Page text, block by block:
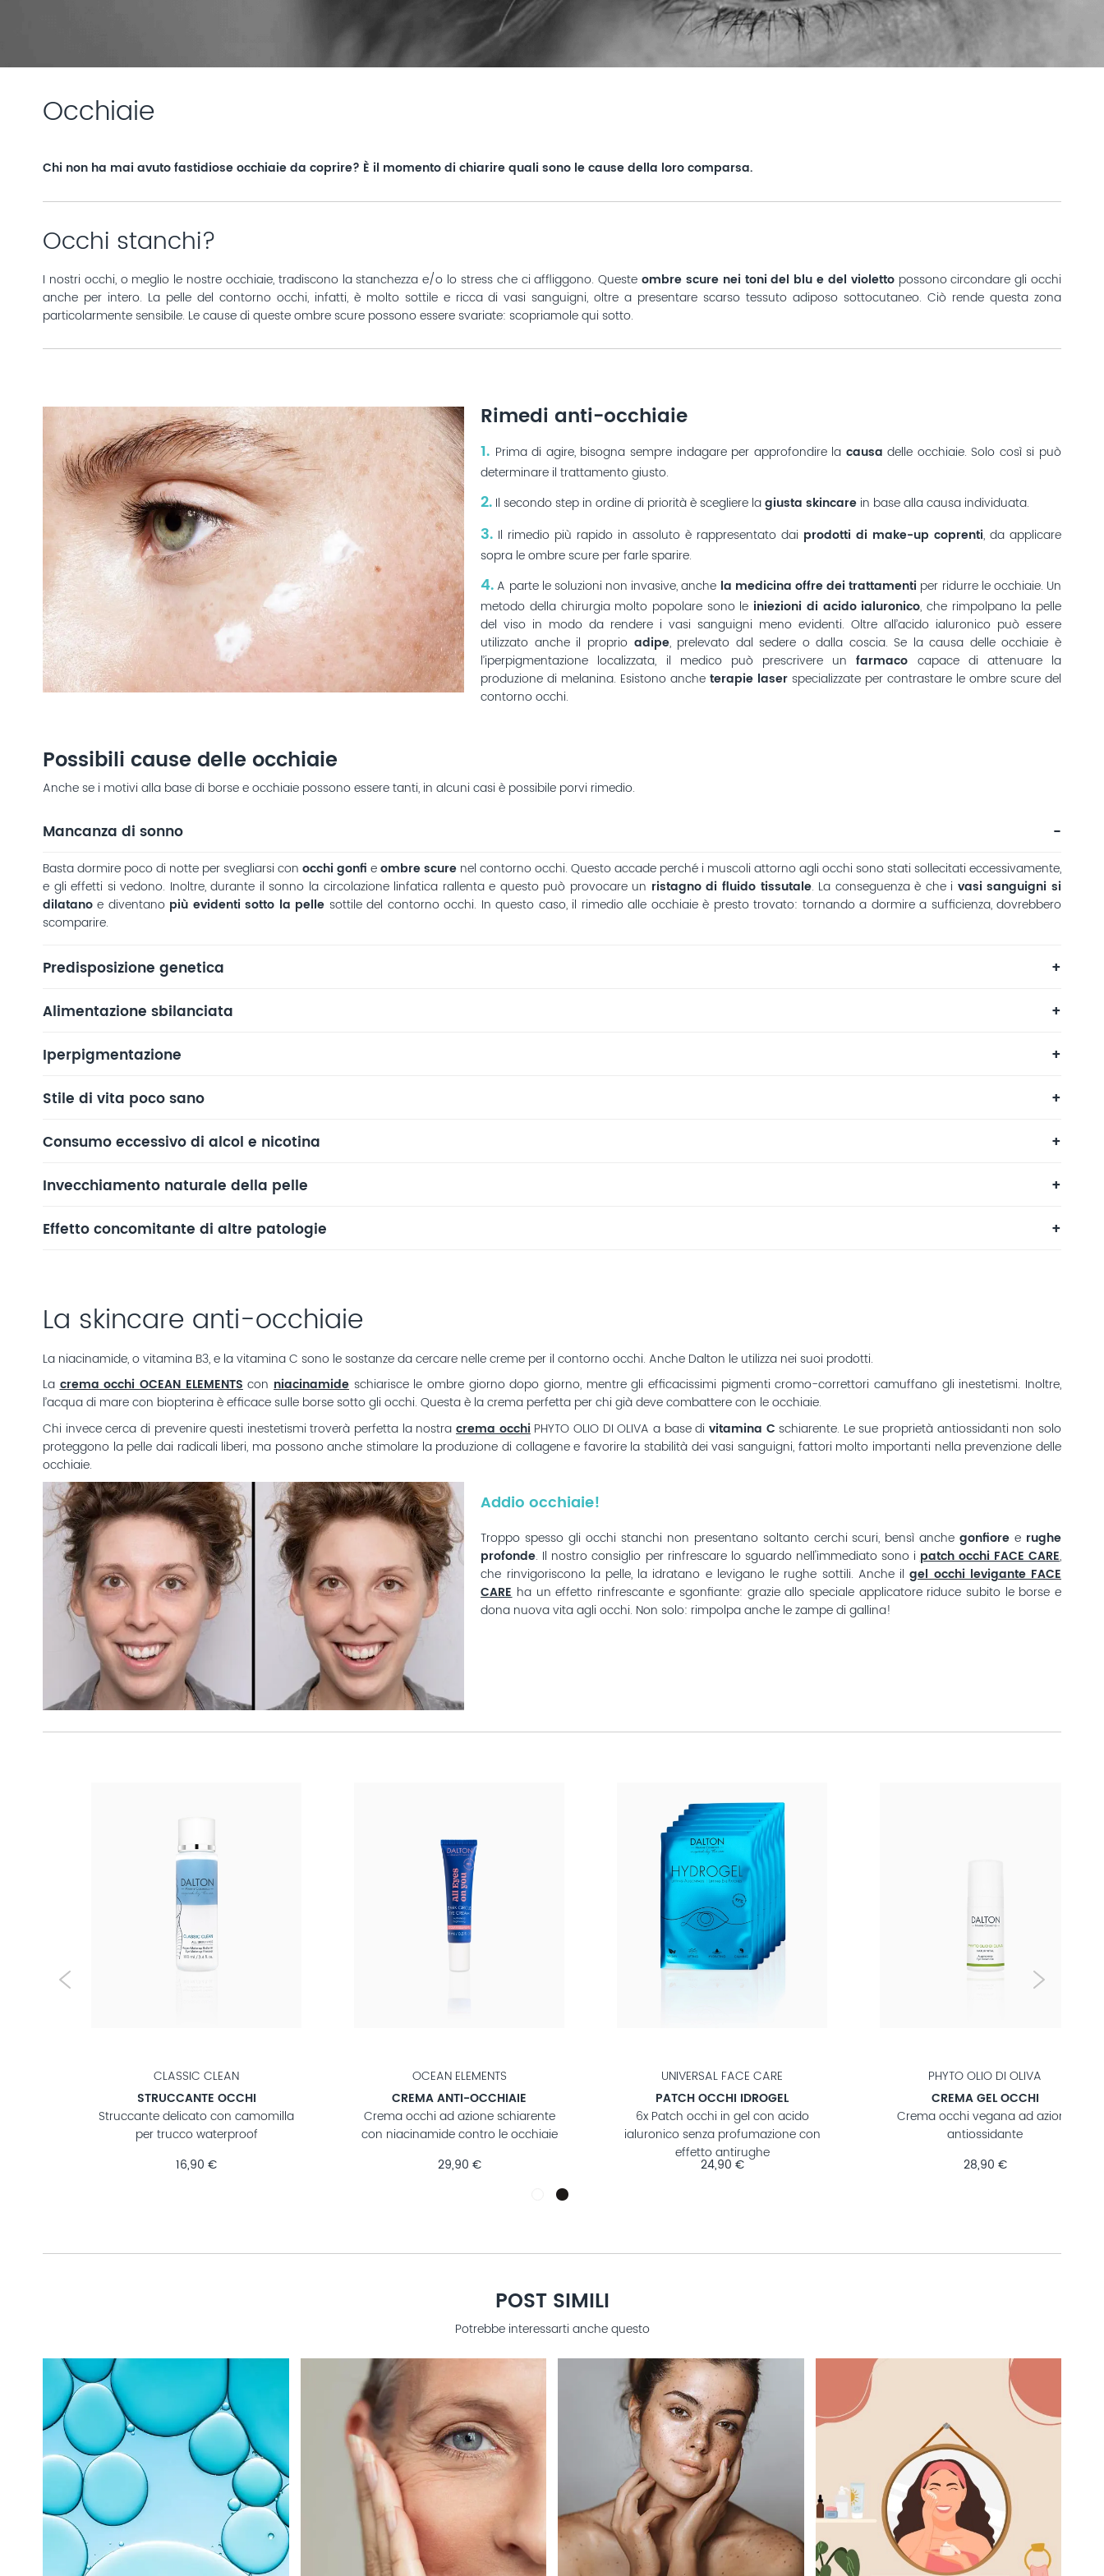
Occhiaie
Chi non ha mai avuto fastidiose occhiaie da coprire? È il momento di chiarire quali sono le cause della loro comparsa.
Occhi stanchi?
I nostri occhi, o meglio le nostre occhiaie, tradiscono la stanchezza e/o lo stress che ci affliggono. Queste ombre scure nei toni del blu e del violettopossono circondare gli occhi
anche per intero. La pelle del contorno occhi, infatti, è molto sottile e ricca di vasi sanguigni, oltre a presentare scarso tessuto adiposo sottocutaneo. Ciò rende questa zona
particolarmente sensibile. Le cause di queste ombre scure possono essere svariate: scopriamole qui sotto.
Rimedi anti-occhiaie
1. Prima di agire, bisogna sempre indagare per approfondire la causa delle occhiaie. Solo così si può
determinare il trattamento giusto.
2. Il secondo step in ordine di priorità è scegliere lagiusta skincare in base alla causa individuata.
3. Il rimedio più rapido in assoluto è rappresentato dai prodotti di make-up coprenti, da applicare
sopra le ombre scure per farle sparire.
4. A parte le soluzioni non invasive, anche la medicina offre dei trattamenti per ridurre le occhiaie. Un
metodo della chirurgia molto popolare sono le iniezioni di acido ialuronico, che rimpolpano la pelle
del viso in modo da rendere i vasi sanguigni meno evidenti. Oltre all’acido ialuronico può essere
utilizzato anche il proprio adipe, prelevato dal sedere o dalla coscia. Se la causa delle occhiaie è
l’iperpigmentazione localizzata, il medico può prescrivere unfarmaco capace di attenuare la
produzione di melanina. Esistono ancheterapie laser specializzate per contrastare le ombre scure del
contorno occhi.
Possibili cause delle occhiaie
Anche se i motivi alla base di borse e occhiaie possono essere tanti, in alcuni casi è possibile porvi rimedio.
Mancanza di sonno
Basta dormire poco di notte per svegliarsi con occhi gonfi eombre scure nel contorno occhi. Questo accade perché i muscoli attorno agli occhi sono stati sollecitati eccessivamente,
e gli effetti si vedono. Inoltre, durante il sonno la circolazione linfatica rallenta e questo può provocare un ristagno di fluido tissutale. La conseguenza è che i vasi sanguigni si
dilatano e diventano più evidenti sotto la pelle sottile del contorno occhi. In questo caso, il rimedio alle occhiaie è presto trovato: tornando a dormire a sufficienza, dovrebbero
scomparire.
Predisposizione genetica
Alimentazione sbilanciata
Iperpigmentazione
Stile di vita poco sano
Consumo eccessivo di alcol e nicotina
Invecchiamento naturale della pelle
Effetto concomitante di altre patologie
La skincare anti-occhiaie
La niacinamide, o vitamina B3, e la vitamina C sono le sostanze da cercare nelle creme per il contorno occhi. Anche Dalton le utilizza nei suoi prodotti.
Lacrema occhi OCEAN ELEMENTSconniacinamide schiarisce le ombre giorno dopo giorno, mentre gli efficacissimi pigmenti cromo-correttori camuffano gli inestetismi. Inoltre,
l’acqua di mare con biopterina è efficace sulle borse sotto gli occhi. Questa è la crema perfetta per chi già deve combattere con le occhiaie.
Chi invece cerca di prevenire questi inestetismi troverà perfetta la nostracrema occhiPHYTO OLIO DI OLIVA a base di vitamina C schiarente. Le sue proprietà antiossidanti non solo
proteggono la pelle dai radicali liberi, ma possono anche stimolare la produzione di collagene e favorire la stabilità dei vasi sanguigni, fattori molto importanti nella prevenzione delle
occhiaie.
Addio occhiaie!
Troppo spesso gli occhi stanchi non presentano soltanto cerchi scuri, bensì anchegonfiore e rughe
profonde. Il nostro consiglio per rinfrescare lo sguardo nell'immediato sono ipatch occhi FACE CARE,
che rinvigoriscono la pelle, la idratano e levigano le rughe sottili. Anche ilgel occhi levigante FACE
CAREha un effetto rinfrescante e sgonfiante: grazie allo speciale applicatore riduce subito le borse e
dona nuova vita agli occhi. Non solo: rimpolpa anche le zampe di gallina!
OCEAN ELEMENTS
CREMA ANTI-OCCHIAIE
Crema occhi ad azione schiarente
con niacinamide contro le occhiaie
UNIVERSAL FACE CARE
PATCH OCCHI IDROGEL
6x Patch occhi in gel con acido
ialuronico senza profumazione con
PHYTO OLIO DI OLIVA
CREMA GEL OCCHI
Crema occhi vegana ad azione
antiossidante
UNIVERSAL FACE CARE
GEL OCCHI LEVIGANTE
Gel occhi rinfrescante con acido
ialuronico per ridurre l’effetto zampe
POST SIMILI
Potrebbe interessarti anche questo